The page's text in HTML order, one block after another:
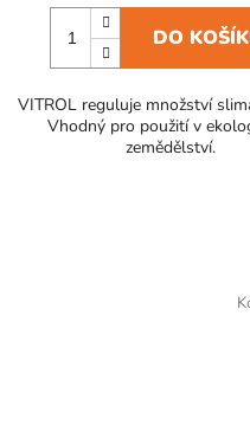
750 g GRANULAX proti
DO
VITROL reguluje množství
Vhodný pro použití v
zemědělství.